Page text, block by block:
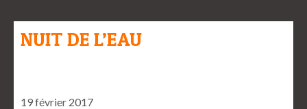
NUIT DE L’EAU
19 février 2017